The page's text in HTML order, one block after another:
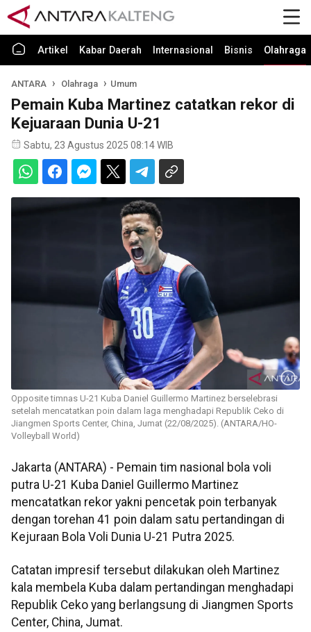
Artikel Kabar Daerah Internasional Bisnis Olahraga
ANTARA Olahraga Umum
Pemain Kuba Martinez catatkan rekor di
Kejuaraan Dunia U-21
Sabtu, 23 Agustus 2025 08:14 WIB
Opposite timnas U-21 Kuba Daniel Guillermo Martinez berselebrasi
setelah mencatatkan poin dalam laga menghadapi Republik Ceko di
Jiangmen Sports Center, China, Jumat (22/08/2025). (ANTARA/HO-
Volleyball World)
Jakarta (ANTARA) - Pemain tim nasional bola voli
putra U-21 Kuba Daniel Guillermo Martinez
mencatatkan rekor yakni pencetak poin terbanyak
dengan torehan 41 poin dalam satu pertandingan di
Kejuraan Bola Voli Dunia U-21 Putra 2025.
Catatan impresif tersebut dilakukan oleh Martinez
kala membela Kuba dalam pertandingan menghadapi
Republik Ceko yang berlangsung di Jiangmen Sports
Center, China, Jumat.